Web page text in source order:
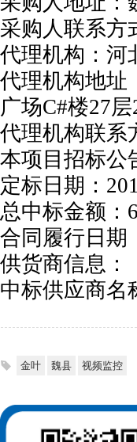
采购人联系方
代理机构：河
代理机构地址
广场C#楼27层
代理机构联系
本项目招标公
定标日期：
总中标金额：
合同履行日期
供货商信息：
中标供应商名
金叶 魏县 视频监控